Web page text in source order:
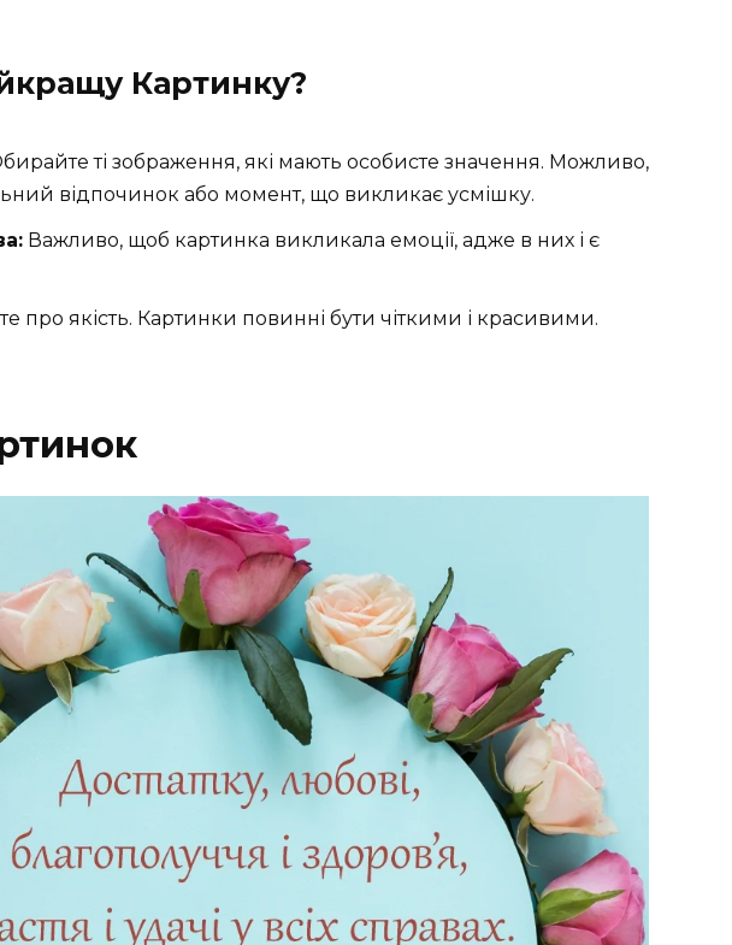
Картинку?
ті зображення, які мають особисте значення. Можливо,
відпочинок або момент, що викликає усмішку.
Важливо, щоб картинка викликала емоції, адже в них і є
про якість. Картинки повинні бути чіткими і красивими.